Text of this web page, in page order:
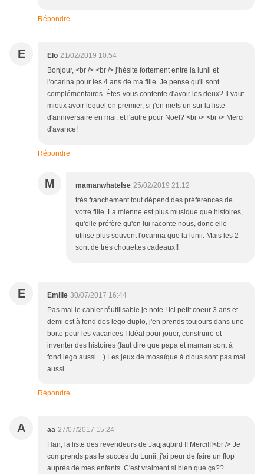
Répondre
E Elo 21/02/2019 10:54
Bonjour, <br /> <br /> j'hésite fortement entre la lunii et
l'ocarina pour les 4 ans de ma fille. Je pense qu'il sont
complémentaires. Êtes-vous contente d'avoir les deux? Il vaut
mieux avoir lequel en premier, si j'en mets un sur la liste
d'anniversaire en mai, et l'autre pour Noël? <br /> <br /> Merci
d'avance!
Répondre
M mamanwhatelse 25/02/2019 21:12
très franchement tout dépend des préférences de
votre fille. La mienne est plus musique que histoires,
qu'elle préfère qu'on lui raconte nous, donc elle
utilise plus souvent l'ocarina que la lunii. Mais les 2
sont de très chouettes cadeaux!!
E Emilie 30/07/2017 16:44
Pas mal le cahier réutilisable je note ! Ici petit coeur 3 ans et
demi est à fond des lego duplo, j'en prends toujours dans une
boite pour les vacances ! Idéal pour jouer, construire et
inventer des histoires (faut dire que papa et maman sont à
fond lego aussi....) Les jeux de mosaïque à clous sont pas mal
aussi.
Répondre
A aa 27/07/2017 15:24
Han, la liste des revendeurs de Jaqjaqbird !! Merci!!!<br /> Je
comprends pas le succès du Lunii, j'ai peur de faire un flop
auprès de mes enfants. C'est vraiment si bien que ça??